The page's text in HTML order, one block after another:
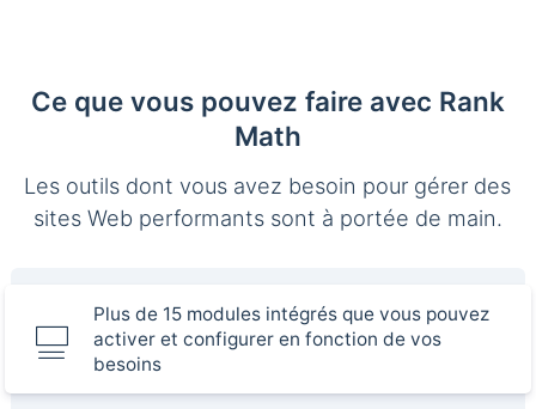
Ce que vous pouvez faire avec Rank
Math
Les outils dont vous avez besoin pour gérer des
sites Web performants sont à portée de main.
Plus de 15 modules intégrés que vous pouvez
activer et configurer en fonction de vos
besoins